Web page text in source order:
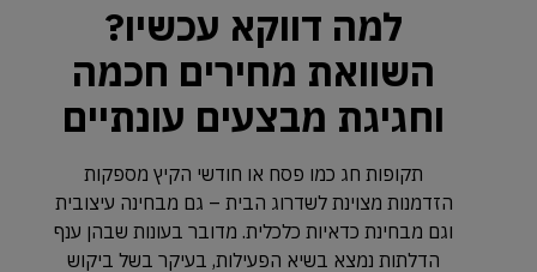
למה דווקא עכשיו?
השוואת מחירים חכמה
וחגיגת מבצעים עונתיים
תקופות חג כמו פסח או חודשי הקיץ מספקות
הזדמנות מצוינת לשדרוג הבית – גם מבחינה עיצובית
וגם מבחינת כדאיות כלכלית. מדובר בעונות שבהן ענף
הדלתות נמצא בשיא הפעילות, בעיקר בשל ביקוש